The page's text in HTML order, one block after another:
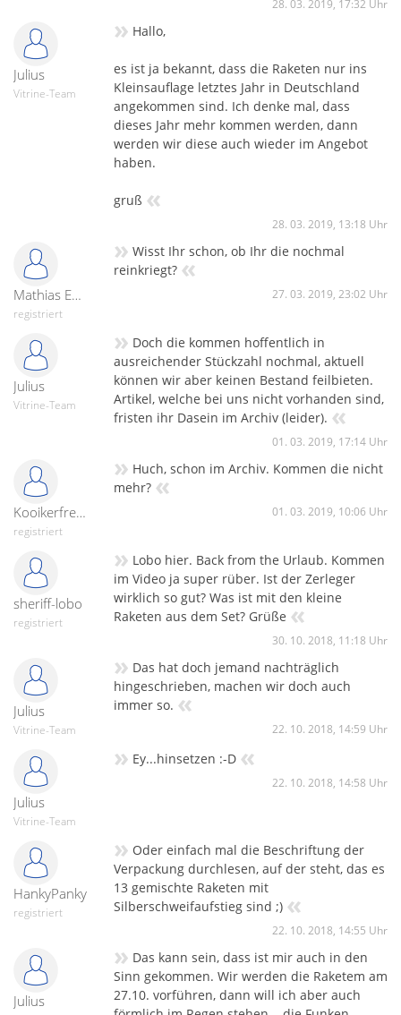
28. 03. 2019, 17:32 Uhr
Julius
Vitrine-Team
» Hallo,
es ist ja bekannt, dass die Raketen nur ins
Kleinsauflage letztes Jahr in Deutschland
angekommen sind. Ich denke mal, dass
dieses Jahr mehr kommen werden, dann
werden wir diese auch wieder im Angebot
haben.
gruß «
28. 03. 2019, 13:18 Uhr
Mathias Endres
registriert
» Wisst Ihr schon, ob Ihr die nochmal
reinkriegt? «
27. 03. 2019, 23:02 Uhr
Julius
Vitrine-Team
» Doch die kommen hoffentlich in
ausreichender Stückzahl nochmal, aktuell
können wir aber keinen Bestand feilbieten.
Artikel, welche bei uns nicht vorhanden sind,
fristen ihr Dasein im Archiv (leider). «
01. 03. 2019, 17:14 Uhr
Kooikerfreund
registriert
» Huch, schon im Archiv. Kommen die nicht
mehr? «
01. 03. 2019, 10:06 Uhr
sheriff-lobo
registriert
» Lobo hier. Back from the Urlaub. Kommen
im Video ja super rüber. Ist der Zerleger
wirklich so gut? Was ist mit den kleine
Raketen aus dem Set? Grüße «
30. 10. 2018, 11:18 Uhr
Julius
Vitrine-Team
» Das hat doch jemand nachträglich
hingeschrieben, machen wir doch auch
immer so. «
22. 10. 2018, 14:59 Uhr
Julius
Vitrine-Team
» Ey...hinsetzen :-D «
22. 10. 2018, 14:58 Uhr
HankyPanky
registriert
» Oder einfach mal die Beschriftung der
Verpackung durchlesen, auf der steht, das es
13 gemischte Raketen mit
Silberschweifaufstieg sind ;) «
22. 10. 2018, 14:55 Uhr
Julius
» Das kann sein, dass ist mir auch in den
Sinn gekommen. Wir werden die Raketem am
27.10. vorführen, dann will ich aber auch